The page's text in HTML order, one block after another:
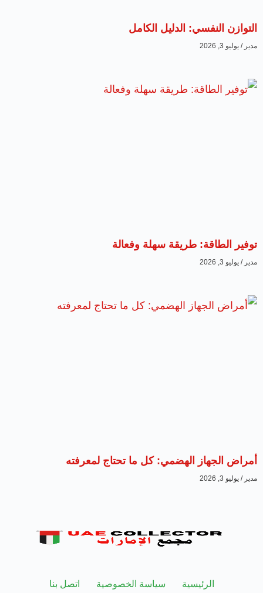
التوازن النفسي: الدليل الكامل
مدير يوليو 3, 2026
توفير الطاقة: طريقة سهلة وفعالة
مدير يوليو 3, 2026
أمراض الجهاز الهضمي: كل ما تحتاج لمعرفته
مدير يوليو 3, 2026
الرئيسية سياسة الخصوصية اتصل بنا